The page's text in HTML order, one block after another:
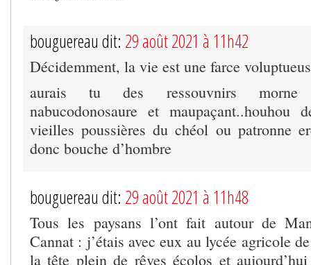
bouguereau dit: 29 août 2021 à 11h42
Décidemment, la vie est une farce
aurais tu des ressouvnirs morne
nabucodonosaure et maupaçant..houhou
vieilles poussières du chéol ou patronne
donc bouche d’hombre
bouguereau dit: 29 août 2021 à 11h48
Tous les paysans l’ont fait autour de
Cannat : j’étais avec eux au lycée agricole
la tête plein de rêves écolos et